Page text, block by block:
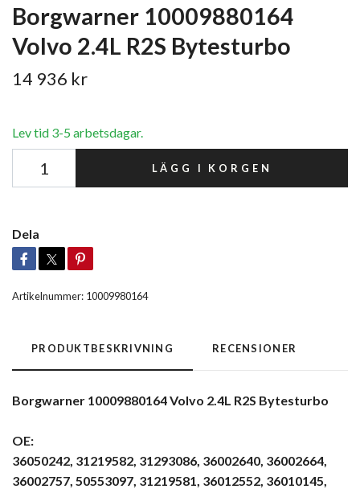
Borgwarner 10009880164
Volvo 2.4L R2S Bytesturbo
14 936 kr
Lev tid 3-5 arbetsdagar.
LÄGG I KORGEN
Dela
Artikelnummer: 10009980164
PRODUKTBESKRIVNING RECENSIONER
Borgwarner 10009880164 Volvo 2.4L R2S Bytesturbo
OE:
36050242, 31219582, 31293086, 36002640, 36002664,
36002757, 50553097, 31219581, 36012552, 36010145,